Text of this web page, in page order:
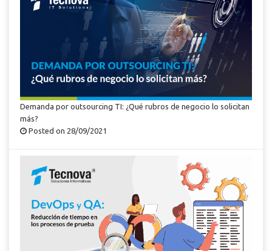
Demanda por outsourcing TI: ¿Qué rubros de negocio lo solicitan
más?
Posted on 28/09/2021